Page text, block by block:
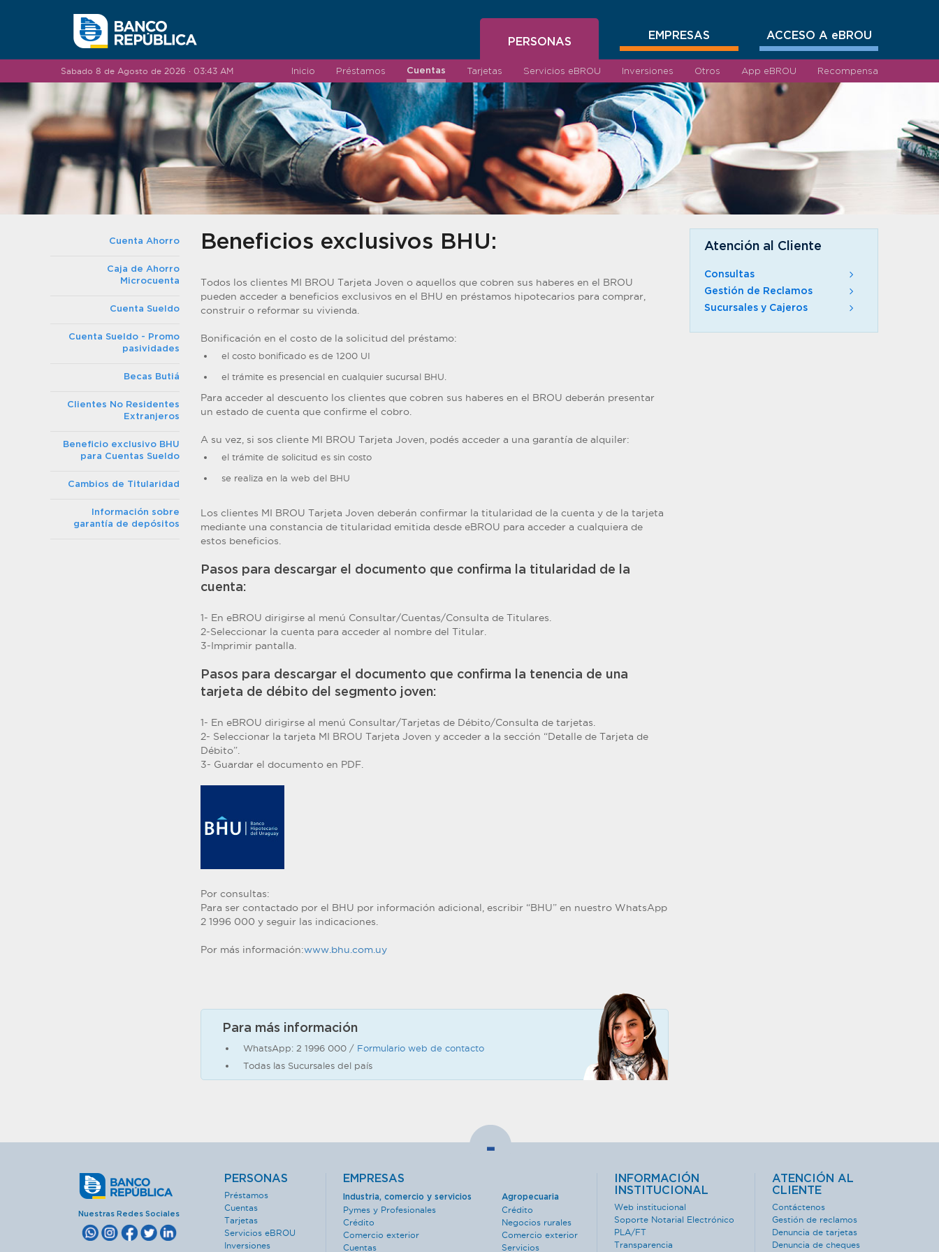
PERSONAS
EMPRESAS ACCESO A eBROU
Sabado 8 de Agosto de 2026 · 03:43 AM Inicio Préstamos Cuentas Tarjetas Servicios eBROU Inversiones Otros App eBROU Recompensa
Cuenta Ahorro
Caja de Ahorro
Microcuenta
Cuenta Sueldo
Cuenta Sueldo - Promo
pasividades
Becas Butiá
Clientes No Residentes
Extranjeros
Beneficio exclusivo BHU
para Cuentas Sueldo
Cambios de Titularidad
Información sobre
garantía de depósitos
Beneficios exclusivos BHU:
Todos los clientes MI BROU Tarjeta Joven o aquellos que cobren sus haberes en el BROU
pueden acceder a beneficios exclusivos en el BHU en préstamos hipotecarios para comprar,
construir o reformar su vivienda.
Bonificación en el costo de la solicitud del préstamo:
el costo bonificado es de 1200 UI
el trámite es presencial en cualquier sucursal BHU.
Para acceder al descuento los clientes que cobren sus haberes en el BROU deberán presentar
un estado de cuenta que confirme el cobro.
A su vez, si sos cliente MI BROU Tarjeta Joven, podés acceder a una garantía de alquiler:
el trámite de solicitud es sin costo
se realiza en la web del BHU
Los clientes MI BROU Tarjeta Joven deberán confirmar la titularidad de la cuenta y de la tarjeta
mediante una constancia de titularidad emitida desde eBROU para acceder a cualquiera de
estos beneficios.
Pasos para descargar el documento que confirma la titularidad de la
cuenta:
1- En eBROU dirigirse al menú Consultar/Cuentas/Consulta de Titulares.
2-Seleccionar la cuenta para acceder al nombre del Titular.
3-Imprimir pantalla.
Pasos para descargar el documento que confirma la tenencia de una
tarjeta de débito del segmento joven:
1- En eBROU dirigirse al menú Consultar/Tarjetas de Débito/Consulta de tarjetas.
2- Seleccionar la tarjeta MI BROU Tarjeta Joven y acceder a la sección “Detalle de Tarjeta de
Débito”.
3- Guardar el documento en PDF.
Por consultas:
Para ser contactado por el BHU por información adicional, escribir “BHU” en nuestro WhatsApp
2 1996 000 y seguir las indicaciones.
Por más información:www.bhu.com.uy
Para más información
WhatsApp: 2 1996 000 / Formulario web de contacto
Todas las Sucursales del país
Atención al Cliente
Consultas
Gestión de Reclamos
Sucursales y Cajeros
-
Nuestras Redes Sociales
PERSONAS
Préstamos
Cuentas
Tarjetas
Servicios eBROU
Inversiones
EMPRESAS
Industria, comercio y servicios
Pymes y Profesionales
Crédito
Comercio exterior
Cuentas
Agropecuaria
Crédito
Negocios rurales
Comercio exterior
Servicios
INFORMACIÓN
INSTITUCIONAL
Web institucional
Soporte Notarial Electrónico
PLA/FT
Transparencia
ATENCIÓN AL
CLIENTE
Contáctenos
Gestión de reclamos
Denuncia de tarjetas
Denuncia de cheques